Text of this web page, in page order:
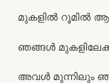
മുകളിൽ റൂമിൽ
ഞങ്ങൾ
അവൾ മുന്നിലും